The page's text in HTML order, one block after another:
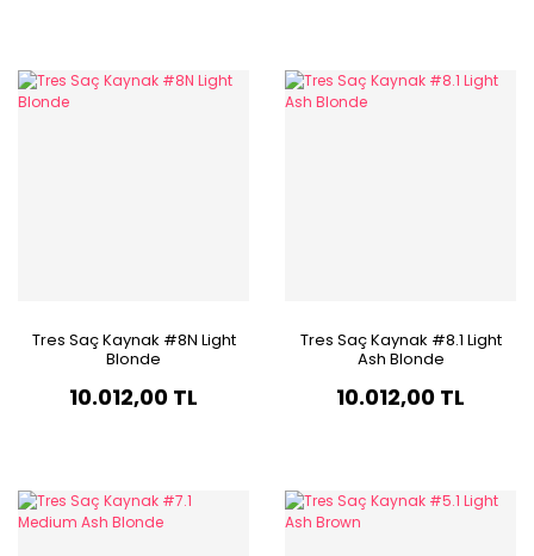
Tres Saç Kaynak #8N Light
Blonde
10.012,00 TL
Tres Saç Kaynak #8.1 Light
Ash Blonde
10.012,00 TL